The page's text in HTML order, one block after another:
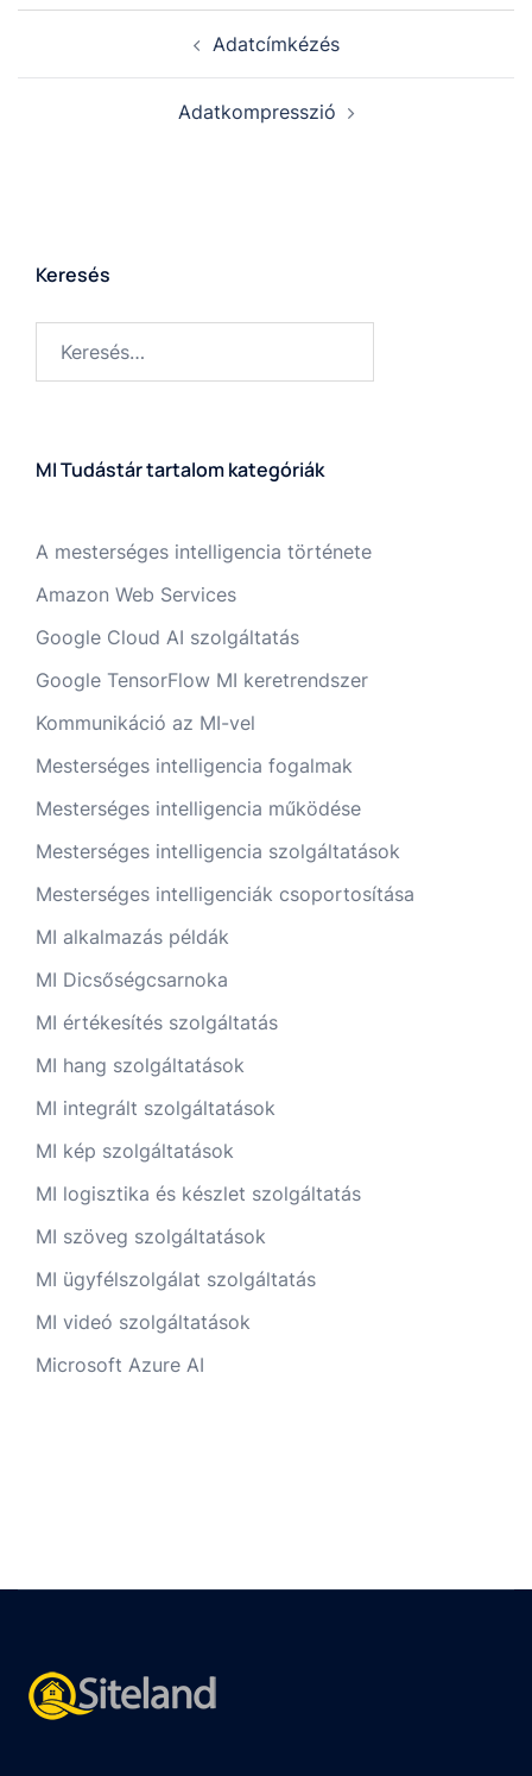
Adatcímkézés
Adatkompresszió
Keresés
MI Tudástár tartalom kategóriák
A mesterséges intelligencia története
Amazon Web Services
Google Cloud AI szolgáltatás
Google TensorFlow MI keretrendszer
Kommunikáció az MI-vel
Mesterséges intelligencia fogalmak
Mesterséges intelligencia működése
Mesterséges intelligencia szolgáltatások
Mesterséges intelligenciák csoportosítása
MI alkalmazás példák
MI Dicsőségcsarnoka
MI értékesítés szolgáltatás
MI hang szolgáltatások
MI integrált szolgáltatások
MI kép szolgáltatások
MI logisztika és készlet szolgáltatás
MI szöveg szolgáltatások
MI ügyfélszolgálat szolgáltatás
MI videó szolgáltatások
Microsoft Azure AI